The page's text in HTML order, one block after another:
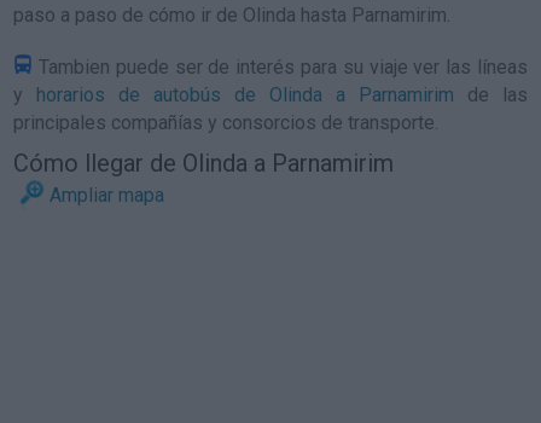
paso a paso de cómo ir de Olinda hasta Parnamirim.
Tambien puede ser de interés para su viaje ver las líneas
y horarios de autobús de Olinda a Parnamirim de las
principales compañías y consorcios de transporte.
Cómo llegar de Olinda a Parnamirim
Ampliar mapa